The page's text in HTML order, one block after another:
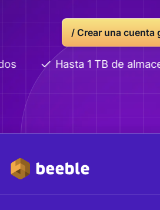
/ Crear una cuenta
Hasta 1 TB de